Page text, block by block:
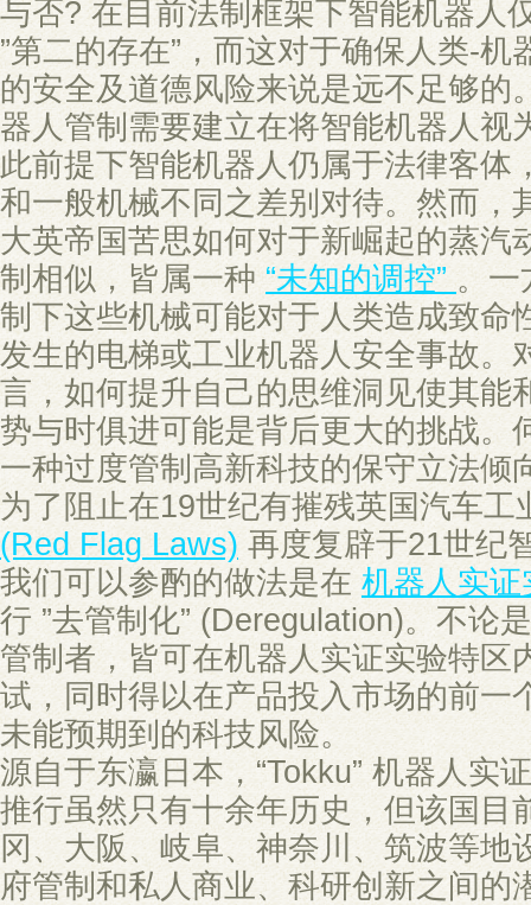
与否? 在目前法制框架下智能机器人
”第二的存在”，而这对于确保人类-机
的安全及道德风险来说是远不足够的
器人管制需要建立在将智能机器人视
此前提下智能机器人仍属于法律客体
和一般机械不同之差别对待。然而，
大英帝国苦思如何对于新崛起的蒸汽
制相似，皆属一种 “未知的调控” 。一
制下这些机械可能对于人类造成致命
发生的电梯或工业机器人安全事故。
言，如何提升自己的思维洞见使其能
势与时俱进可能是背后更大的挑战。
一种过度管制高新科技的保守立法倾
为了阻止在19世纪有摧残英国汽车
(Red Flag Laws) 再度复辟于21世纪
我们可以参酌的做法是在 机器人实证
行 ”去管制化” (Deregulation)。不论
管制者，皆可在机器人实证实验特区
试，同时得以在产品投入市场的前一
未能预期到的科技风险。
源自于东瀛日本，“Tokku” 机器人实
推行虽然只有十余年历史，但该国目
冈、大阪、岐阜、神奈川、筑波等地
府管制和私人商业、科研创新之间的